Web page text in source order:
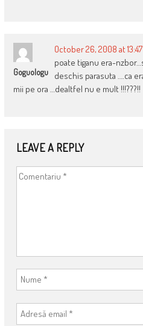
Goguologu
October 26, 2008 at 13:47
poate tiganu era-
deschis parasuta ….ca
mii pe ora …dealtfel nu e mult !!!???!!
LEAVE A REPLY